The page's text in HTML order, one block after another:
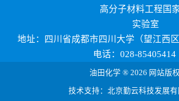
高分子材料工程国家
实验室
地址：四川省成都市四川大学（望江西
电话：028-85405414
油田化学 ® 2026 网站版权
技术支持：北京勤云科技发展有